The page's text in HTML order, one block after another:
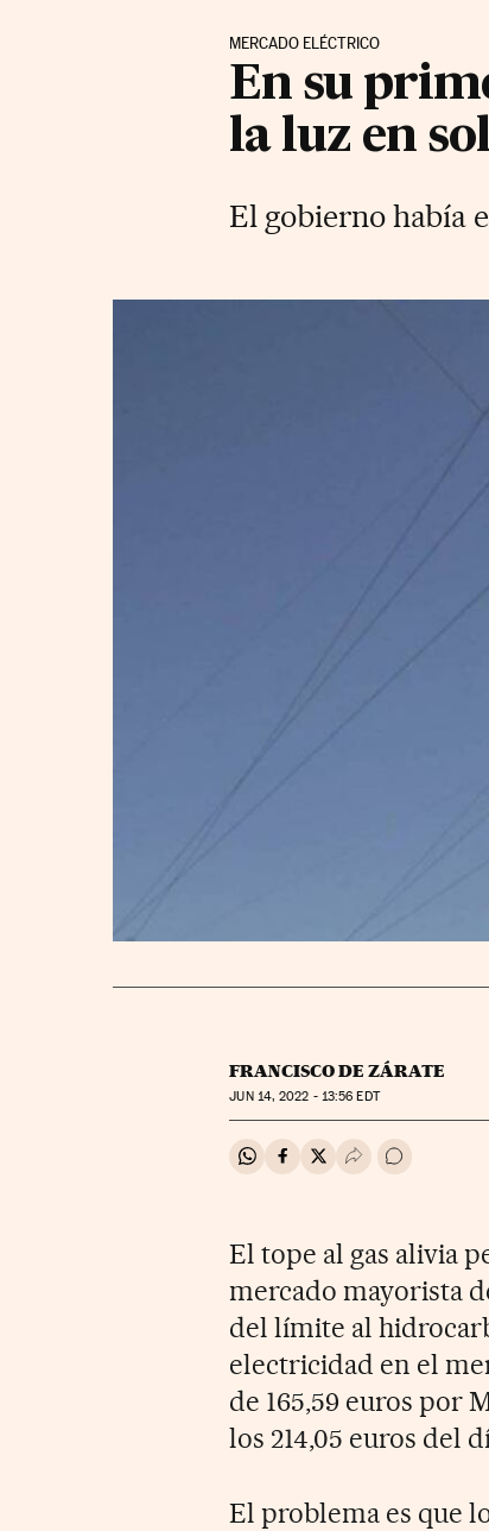
MERCADO ELÉCTRICO
En su
la luz en
El gobierno había
FRANCISCO DE ZÁRATE
JUN14, 2022 - 13:56 EDT
Compartir en Whatsapp
Compartir en Facebook
Compartir en Twitter
Desplegar Redes
Ir a los
El tope al gas alivia
mercado mayorista
del límite al
electricidad en el
de 165,59 euros por
los 214,05 euros del
El problema es que